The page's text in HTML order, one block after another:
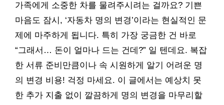
가족에게 소중한 차를 물려주시려는 걸까요? 기쁜
마음도 잠시, ‘자동차 명의 변경’이라는 현실적인 문
제에 마주하게 됩니다. 특히 가장 궁금한 건 바로
“그래서… 돈이 얼마나 드는 건데?” 일 텐데요. 복잡
한 서류 준비만큼이나 속 시원하게 알기 어려운 명
의 변경 비용! 걱정 마세요. 이 글에서는 예상치 못
한 추가 지출 없이 깔끔하게 명의 변경을 마무리할